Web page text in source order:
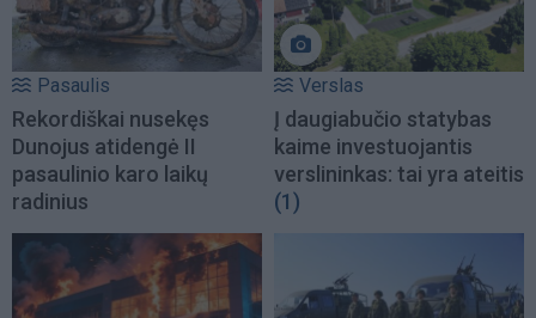
Pasaulis
Rekordiškai nusekęs
Dunojus atidengė II
pasaulinio karo laikų
radinius
Verslas
Į daugiabučio statybas
kaime investuojantis
verslininkas: tai yra ateitis
(1)